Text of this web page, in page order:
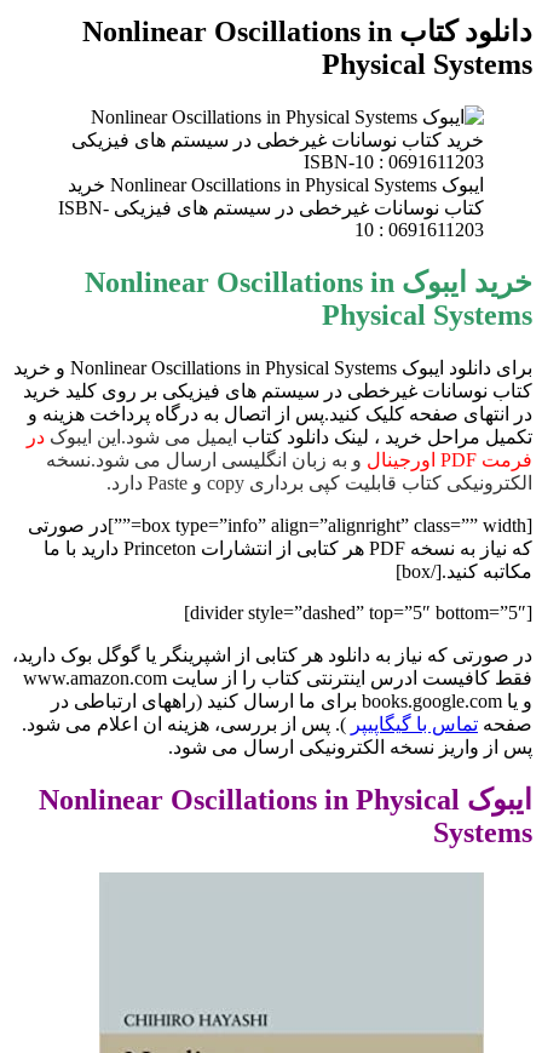
دانلود کتاب Nonlinear Oscillations in
Physical Systems
ایبوک Nonlinear Oscillations in Physical Systems خرید
کتاب نوسانات غیرخطی در سیستم های فیزیکی ISBN-
10 : 0691611203
خرید ایبوک Nonlinear Oscillations in
Physical Systems
برای دانلود ایبوک Nonlinear Oscillations in Physical Systems و خرید
کتاب نوسانات غیرخطی در سیستم های فیزیکی بر روی کلید خرید
در انتهای صفحه کلیک کنید.پس از اتصال به درگاه پرداخت هزینه و
تکمیل مراحل خرید ، لینک دانلود کتاب ایمیل می شود.این ایبوک در
فرمت PDF اورجینال
و به زبان انگلیسی ارسال می شود.نسخه
الکترونیکی کتاب قابلیت کپی برداری copy و Paste دارد.
[box type=”info” align=”alignright” class=”” width=””]در صورتی
که نیاز به نسخه PDF هر کتابی از انتشارات Princeton دارید با ما
مکاتبه کنید.[/box]
[divider style=”dashed” top=”5″ bottom=”5″]
در صورتی که نیاز به دانلود هر کتابی از اشپرینگر یا گوگل بوک دارید،
فقط کافیست ادرس اینترنتی کتاب را از سایت www.amazon.com
و یا books.google.com برای ما ارسال کنید (راههای ارتباطی در
صفحه تماس با گیگاپیپر ). پس از بررسی، هزینه ان اعلام می شود.
پس از واریز نسخه الکترونیکی ارسال می شود.
ایبوک Nonlinear Oscillations in Physical
Systems